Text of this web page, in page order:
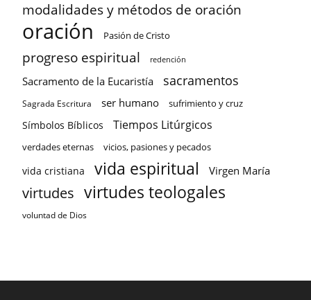
modalidades y métodos de oración
oración Pasión de Cristo
progreso espiritual redención
Sacramento de la Eucaristía sacramentos
Sagrada Escritura ser humano sufrimiento y cruz
Símbolos Bíblicos Tiempos Litúrgicos
verdades eternas vicios, pasiones y pecados
vida cristiana vida espiritual Virgen María
virtudes virtudes teologales
voluntad de Dios